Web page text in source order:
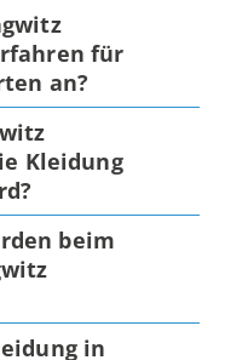
für
an?
Kleidung
beim
in